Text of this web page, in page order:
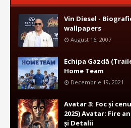
Vin Diesel -
wallpapers
August 16, 2007
Echipa Gazdă
Home Team
Decembrie 19, 2021
Avatar 3: Foc și
2025) Avatar: Fire
și Detalii